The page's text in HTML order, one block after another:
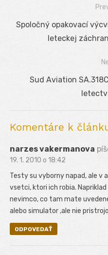
Navigácia
Previous
Spoločný opakovací
leteckej
NextSud Aviation
Komentáre k
narzes vakermanova
19. 1. 2010 o 18:42
Testy su vyborny napad, ale v
vsetci, ktori ich robia. Napriklad
nevimco, co tam mate
alebo simulator ,ale nie
ODPOVEDAŤ